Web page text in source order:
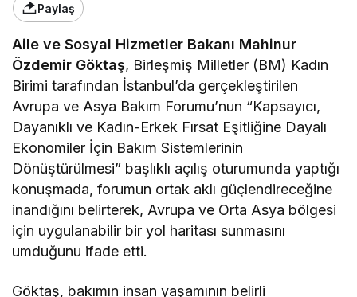
Paylaş
Aile ve Sosyal Hizmetler Bakanı Mahinur
Özdemir Göktaş, Birleşmiş Milletler (BM) Kadın
Birimi tarafından İstanbul’da gerçekleştirilen
Avrupa ve Asya Bakım Forumu’nun “Kapsayıcı,
Dayanıklı ve Kadın-Erkek Fırsat Eşitliğine Dayalı
Ekonomiler İçin Bakım Sistemlerinin
Dönüştürülmesi” başlıklı açılış oturumunda yaptığı
konuşmada, forumun ortak aklı güçlendireceğine
inandığını belirterek, Avrupa ve Orta Asya bölgesi
için uygulanabilir bir yol haritası sunmasını
umduğunu ifade etti.
Göktaş, bakımın insan yaşamının belirli